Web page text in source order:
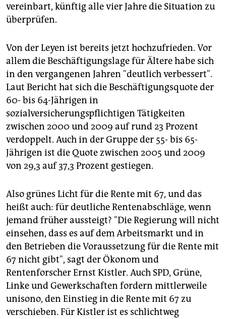
vereinbart, künftig alle vier Jahre die Situation zu
überprüfen.
Von der Leyen ist bereits jetzt hochzufrieden. Vor
allem die Beschäftigungslage für Ältere habe sich
in den vergangenen Jahren "deutlich verbessert".
Laut Bericht hat sich die Beschäftigungsquote der
60- bis 64-Jährigen in
sozialversicherungspflichtigen Tätigkeiten
zwischen 2000 und 2009 auf rund 23 Prozent
verdoppelt. Auch in der Gruppe der 55- bis 65-
Jährigen ist die Quote zwischen 2005 und 2009
von 29,3 auf 37,3 Prozent gestiegen.
Also grünes Licht für die Rente mit 67, und das
heißt auch: für deutliche Rentenabschläge, wenn
jemand früher aussteigt? "Die Regierung will nicht
einsehen, dass es auf dem Arbeitsmarkt und in
den Betrieben die Voraussetzung für die Rente mit
67 nicht gibt", sagt der Ökonom und
Rentenforscher Ernst Kistler. Auch SPD, Grüne,
Linke und Gewerkschaften fordern mittlerweile
unisono, den Einstieg in die Rente mit 67 zu
verschieben. Für Kistler ist es schlichtweg